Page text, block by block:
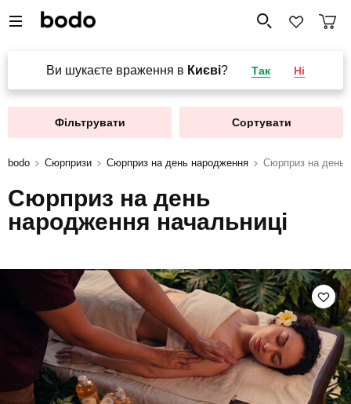
Ви шукаєте враження в Києві? Так Ні
Фільтрувати Сортувати
bodo Сюрпризи Сюрприз на день народження Сюрприз на день
Сюрприз на день
народження начальниці